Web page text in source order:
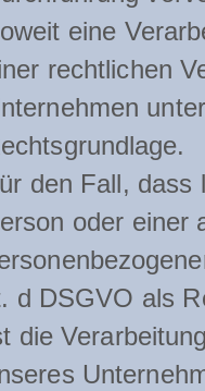
eine
rechtlichen
den Fall, dass
oder einer
d DSGVO als
die